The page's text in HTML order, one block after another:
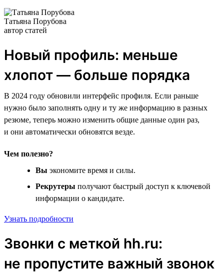
Татьяна Порубова
автор статей
Новый профиль: меньше
хлопот — больше порядка
В 2024 году обновили интерфейс профиля. Если раньше
нужно было заполнять одну и ту же информацию в разных
резюме, теперь можно изменить общие данные один раз,
и они автоматически обновятся везде.
Чем полезно?
Вы экономите время и силы.
Рекрутеры получают быстрый доступ к ключевой
информации о кандидате.
Узнать подробности
Звонки с меткой hh.ru:
не пропустите важный звонок